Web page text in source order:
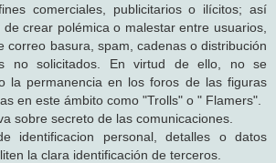
comerciales, publicitarios o ilícitos; así
crear polémica o malestar entre usuarios,
correo basura, spam, cadenas o distribución
no solicitados. En virtud de ello, no se
la permanencia en los foros de las figuras
en este ámbito como "Trolls" o " Flamers".
sobre secreto de las comunicaciones.
identificacion personal, detalles o datos
la clara identificación de terceros.